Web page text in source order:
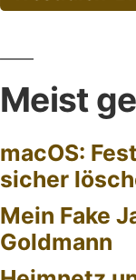
Meist
macOS:
sicher
Mein Fake
Goldmann